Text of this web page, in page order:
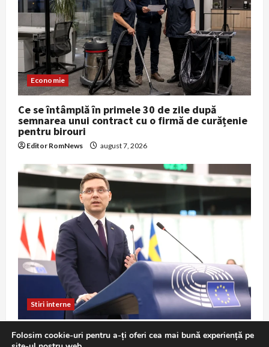
Economie
Ce se întâmplă în primele 30 de zile după
semnarea unui contract cu o firmă de curățenie
pentru birouri
Editor RomNews august 7, 2026
Stiri interne
Victor Negrescu cere intervenția de urgență a
CE din cauza secetei și a debitelor scăzute ale
Folosim cookie-uri pentru a-ți oferi cea mai bună experiență pe